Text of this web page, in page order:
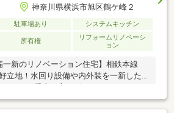
神奈川県横浜市旭区鶴ケ峰２
駐車場あり システムキッチン
所有権
リフォームリノベーシ
ョン
一新のリノベーション住宅】相鉄本線
立地！水回り設備や内外装を一新した快
電化仕様も魅力です♪◆充実の購入サポ
たい」「資金計画だけ相談したい」も